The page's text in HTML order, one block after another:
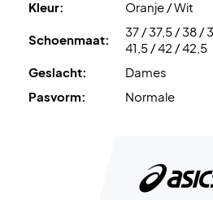
Kleur:
Oranje / Wit
Schoenmaat:
37 / 37,5 / 38 /
41,5 / 42 / 42,5
Geslacht:
Dames
Pasvorm:
Normale